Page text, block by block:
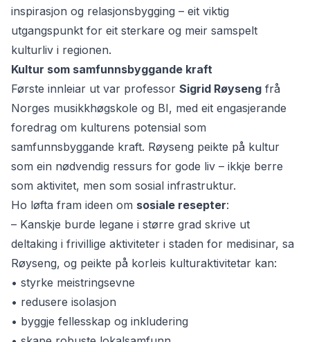
inspirasjon og relasjonsbygging – eit viktig
utgangspunkt for eit sterkare og meir samspelt
kulturliv i regionen.
Kultur som samfunnsbyggande kraft
Første innleiar ut var professor Sigrid Røyseng frå
Norges musikkhøgskole og BI, med eit engasjerande
foredrag om kulturens potensial som
samfunnsbyggande kraft. Røyseng peikte på kultur
som ein nødvendig ressurs for gode liv – ikkje berre
som aktivitet, men som sosial infrastruktur.
Ho løfta fram ideen om sosiale resepter:
– Kanskje burde legane i større grad skrive ut
deltaking i frivillige aktiviteter i staden for medisinar, sa
Røyseng, og peikte på korleis kulturaktivitetar kan:
• styrke meistringsevne
• redusere isolasjon
• byggje fellesskap og inkludering